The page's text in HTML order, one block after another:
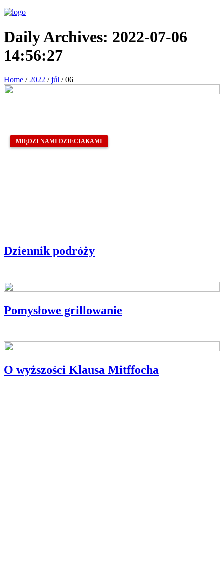
Daily Archives: 2022-07-06
14:56:27
Home / 2022 / júl / 06
MIĘDZI NAMI DZIECIAKAMI
Dziennik podróży
Pomysłowe grillowanie
O wyższości Klausa Mitffocha